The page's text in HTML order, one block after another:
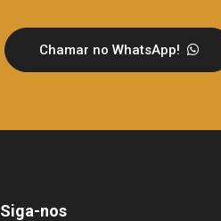
Chamar no WhatsApp!
Siga-nos